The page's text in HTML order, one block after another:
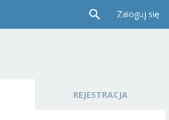
Zaloguj się
REJESTRACJA